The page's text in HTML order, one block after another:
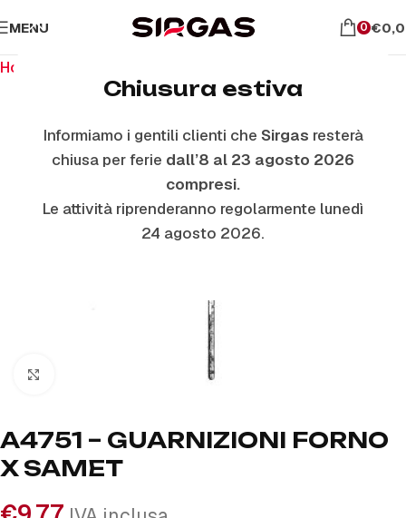
Chiusura estiva
Informiamo i gentili clienti che Sirgas resterà
chiusa per ferie dall’8 al 23 agosto 2026
compresi.
Le attività riprenderanno regolarmente lunedì
24 agosto 2026.
MENU 0 €
Home
A4751 – GUARNIZIONI FORNO
X SAMET